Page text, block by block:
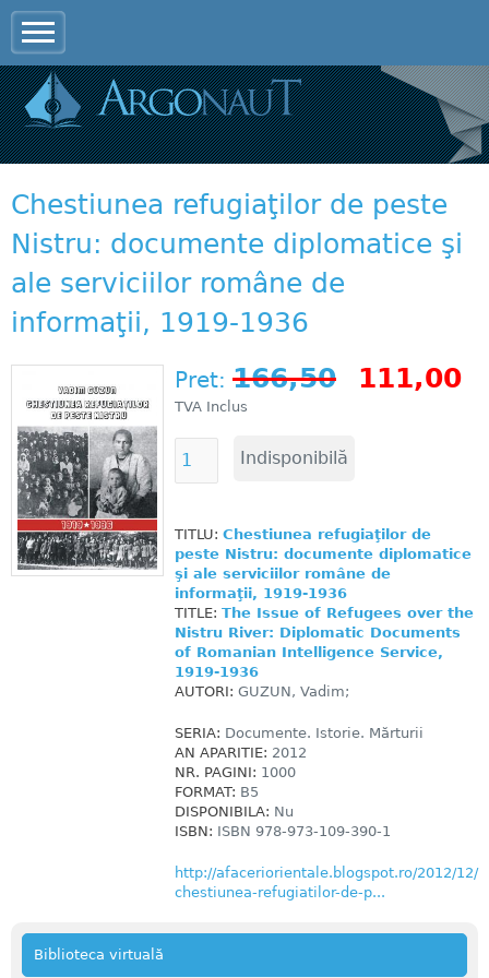
Chestiunea refugiaţilor de peste
Nistru: documente diplomatice şi
ale serviciilor române de
informaţii, 1919-1936
Pret: 166,50 111,00
TVA Inclus
TITLU: Chestiunea refugiaţilor de
peste Nistru: documente diplomatice
şi ale serviciilor române de
informaţii, 1919-1936
TITLE: The Issue of Refugees over the
Nistru River: Diplomatic Documents
of Romanian Intelligence Service,
1919-1936
AUTORI: GUZUN, Vadim;
SERIA: Documente. Istorie. Mărturii
AN APARITIE: 2012
NR. PAGINI: 1000
FORMAT: B5
DISPONIBILA: Nu
ISBN: ISBN 978-973-109-390-1
http://afaceriorientale.blogspot.ro/2012/12/
chestiunea-refugiatilor-de-p...
Biblioteca virtuală